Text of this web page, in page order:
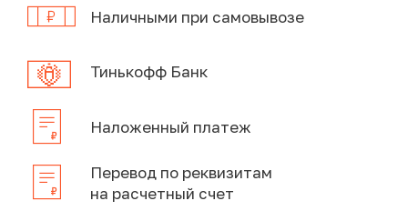
Наличными при самовывозе
Тинькофф Банк
Наложенный платеж
Перевод по реквизитам
на расчетный счет